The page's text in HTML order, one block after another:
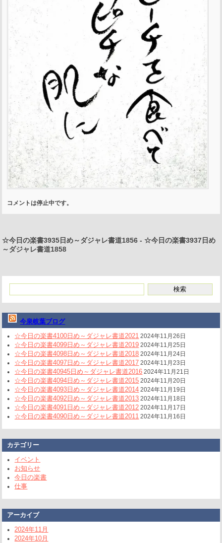
コメントは停止中です。
☆今日の楽書3935日め～ダジャレ書道1856 -☆今日の楽書3937日め
～ダジャレ書道1858
今泉岐葉ブログ
☆今日の楽書4100日め～ダジャレ書道2021 2024年11月26日
☆今日の楽書4099日め～ダジャレ書道2019 2024年11月25日
☆今日の楽書4098日め～ダジャレ書道2018 2024年11月24日
☆今日の楽書4097日め～ダジャレ書道2017 2024年11月23日
☆今日の楽書40945日め～ダジャレ書道2016 2024年11月21日
☆今日の楽書4094日め～ダジャレ書道2015 2024年11月20日
☆今日の楽書4093日め～ダジャレ書道2014 2024年11月19日
☆今日の楽書4092日め～ダジャレ書道2013 2024年11月18日
☆今日の楽書4091日め～ダジャレ書道2012 2024年11月17日
☆今日の楽書4090日め～ダジャレ書道2011 2024年11月16日
カテゴリー
イベント
お知らせ
今日の楽書
仕事
アーカイブ
2024年11月
2024年10月